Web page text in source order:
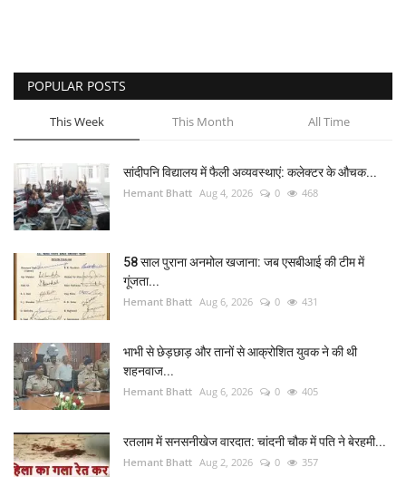
POPULAR POSTS
This Week This Month All Time
सांदीपनि विद्यालय में फैली अव्यवस्थाएं: कलेक्टर के औचक...
Hemant Bhatt Aug 4, 2026 0 468
58 साल पुराना अनमोल खजाना: जब एसबीआई की टीम में
गूंजता...
Hemant Bhatt Aug 6, 2026 0 431
भाभी से छेड़छाड़ और तानों से आक्रोशित युवक ने की थी
शहनवाज...
Hemant Bhatt Aug 6, 2026 0 405
रतलाम में सनसनीखेज वारदात: चांदनी चौक में पति ने बेरहमी...
Hemant Bhatt Aug 2, 2026 0 357